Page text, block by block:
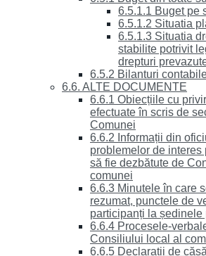
6.5.1.1 Buget pe
6.5.1.2 Situatia
6.5.1.3 Situatia
stabilite potrivit
drepturi
6.5.2 Bilanturi
6.6. ALTE DOCUMENTE
6.6.1 Obiecțiile cu
efectuate în scris de
Comunei
6.6.2 Informații din
problemelor de interes
să fie dezbătute de
comunei
6.6.3 Minutele în care
rezumat, punctele de
participanți la ședinele
6.6.4 Procesele-
Consiliului local al
6.6.5 Declarații de